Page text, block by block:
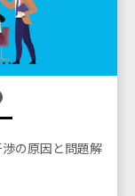
の原因と問題解